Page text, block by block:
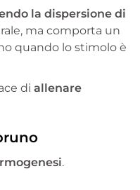
la dispersione di
ma comporta un
quando lo stimolo è
di allenare
.